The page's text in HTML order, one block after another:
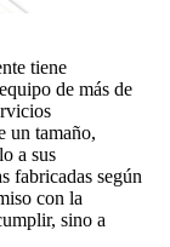
tiene
de más de
un tamaño,
a sus
fabricadas según
con la
sino a